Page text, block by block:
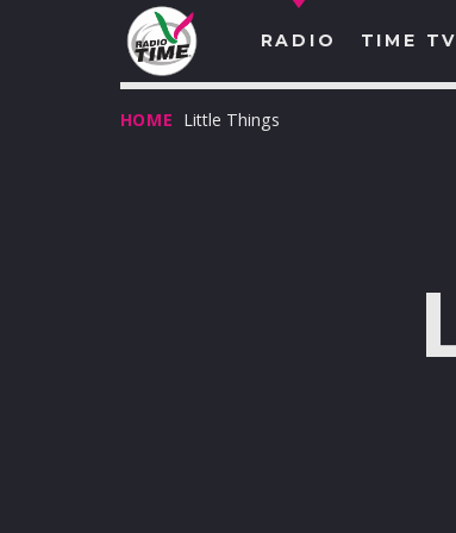
RADIO TIME TV
HOME Little Things